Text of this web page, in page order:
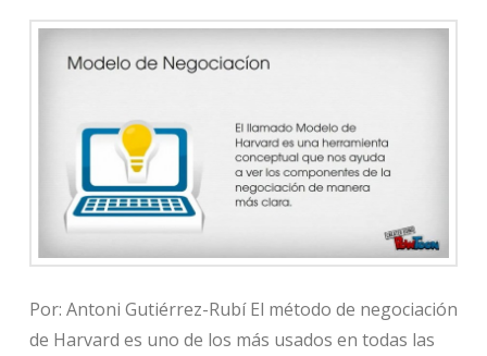
Por: Antoni Gutiérrez-Rubí El método de negociación
de Harvard es uno de los más usados en todas las